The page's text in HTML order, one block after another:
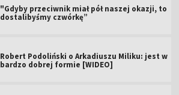
"Gdyby przeciwnik miał pół naszej okazji, to
dostalibyśmy czwórkę”
Robert Podoliński o Arkadiuszu Miliku: jest w
bardzo dobrej formie [WIDEO]